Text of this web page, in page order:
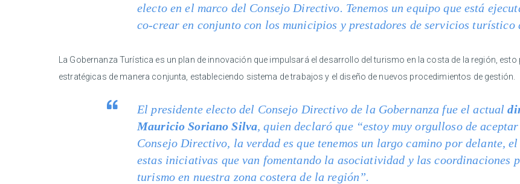
electo en el marco del Consejo Directivo. Tenemos un equipo que está
co-crear en conjunto con los municipios y prestadores de servicios turístico
La Gobernanza Turística es un plan de innovación que impulsará el desarrollo del turismo en la costa de la región,
estratégicas de manera conjunta, estableciendo sistema de trabajos y el diseño de nuevos procedimientos de gestión.
El presidente electo del Consejo Directivo de la Gobernanza fue el actual
Mauricio Soriano Silva, quien declaró que “estoy muy orgulloso de
Consejo Directivo, la verdad es que tenemos un largo camino por delante,
estas iniciativas que van fomentando la asociatividad y las coordinaciones
turismo en nuestra zona costera de la región”.